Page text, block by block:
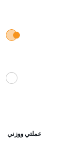
عملتي ووزني